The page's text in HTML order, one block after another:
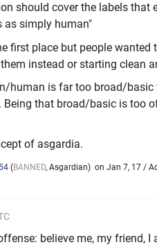
should cover the labels that
as simply human"
first place but people wanted
instead or starting clean
human is far too broad/
Being that broad/basic is too
of asgardia.
(BANNED, Asgardian) on Jan 7, 17 /
believe me, my friend, I